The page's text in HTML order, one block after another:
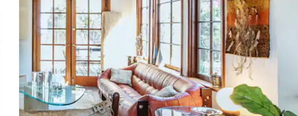
le haut et vers le bas pour les parcourir ou en appuyant et en faisant glisser.